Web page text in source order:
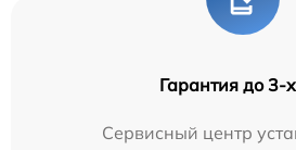
Гарантия до 3-
Сервисный центр